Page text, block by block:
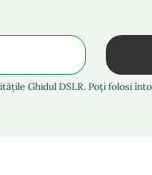
Ghidul DSLR. Poți folosi